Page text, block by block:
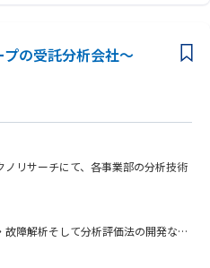
PDRs and KPIs.
client satisfaction targets met.
and cost efficiency achieved.
agreed thresholds.
and operational excellence
の受託分析会社～
リサーチにて、各事業部の分析技術
障解析そして分析評価法の開発など